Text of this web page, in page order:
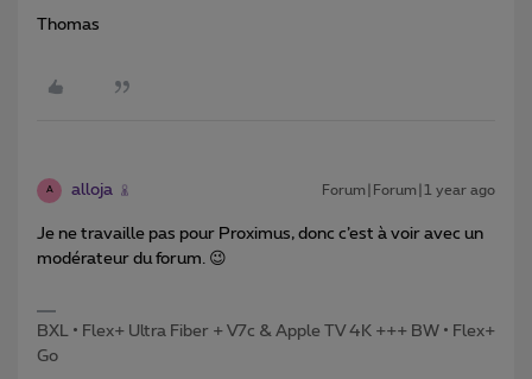
Thomas
A alloja Forum|Forum|1 year ago
Je ne travaille pas pour Proximus, donc c’est à voir avec un
modérateur du forum. 😉
BXL • Flex+ Ultra Fiber + V7c & Apple TV 4K +++ BW • Flex+
Go